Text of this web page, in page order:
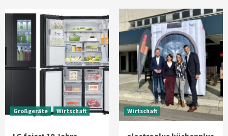
Großgeräte Wirtschaft Wirtschaft